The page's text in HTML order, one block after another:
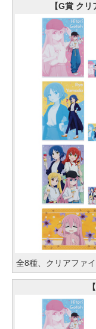
【G賞 ク
全8種、クリアファ